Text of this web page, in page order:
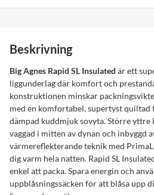
Beskrivning
Big Agnes Rapid SL Insulated är ett
liggunderlag där komfort och
konstruktionen minskar
med en komfortabel, supertyst quiltad
dämpad kuddmjuk sovyta. Större
vaggad i mitten av dynan och inbyggd
värmereflekterande teknik med
dig varm hela natten. Rapid SL
enkel att packa. Spara energin och
uppblåsningssäcken för att blåsa upp